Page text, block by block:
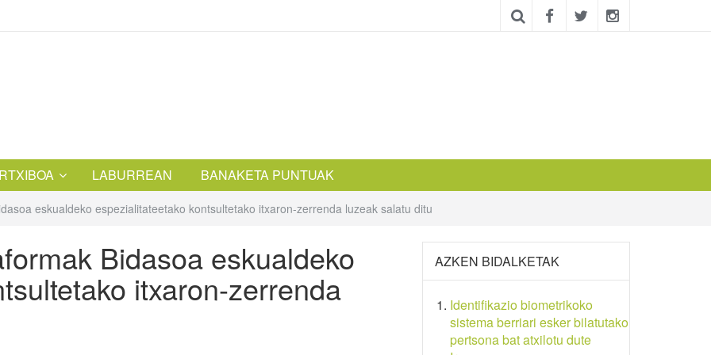
LABURREAN BANAKETA PUNTUAK
eskualdeko espezialitateetako kontsultetako itxaron-zerrenda luzeak salatu ditu
Bidasoa eskualdeko
itxaron-zerrenda
AZKEN BIDALKETAK
Identifikazio biometrikoko
sistema berriari esker bilatutako
pertsona bat atxilotu dute